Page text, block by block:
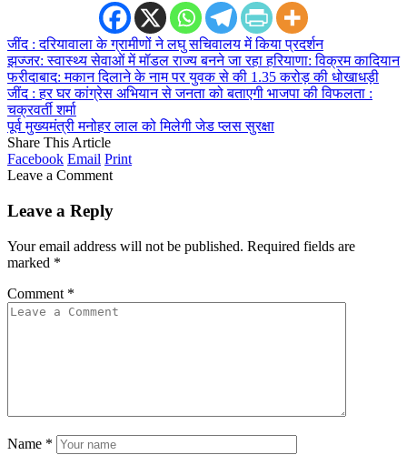
जींद : दरियावाला के ग्रामीणों ने लघु सचिवालय में किया प्रदर्शन
झज्जर: स्वास्थ्य सेवाओं में मॉडल राज्य बनने जा रहा हरियाणा: विक्रम कादियान
फरीदाबाद: मकान दिलाने के नाम पर युवक से की 1.35 करोड़ की धोखाधड़ी
जींद : हर घर कांग्रेस अभियान से जनता को बताएगी भाजपा की विफलता :
चक्रवर्ती शर्मा
पूर्व मुख्यमंत्री मनोहर लाल को मिलेगी जेड प्लस सुरक्षा
Share This Article
Facebook Email Print
Leave a Comment
Leave a Reply
Your email address will not be published. Required fields are
marked *
Comment *
Name *